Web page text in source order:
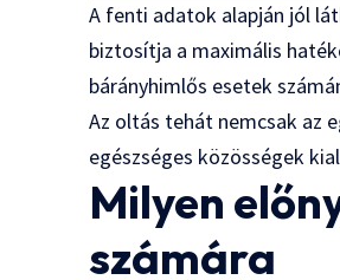
A fenti adatok alapján jól
biztosítja a maximális
bárányhimlős esetek
Az oltás tehát nemcsak az
egészséges közösségek
Milyen
számára